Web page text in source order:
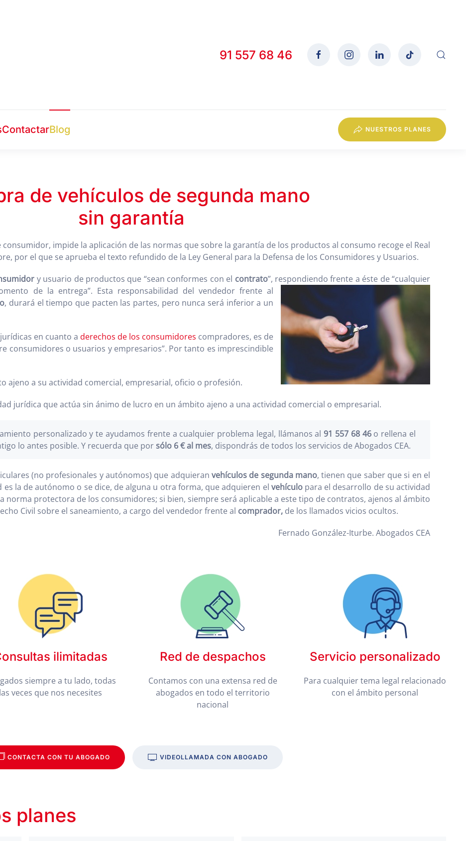
91 557 68 46
ContactarBlog NUESTROS PLANES
de vehículos de segunda mano
sin garantía
consumidor, impide la aplicación de las normas que sobre la garantía de los productos al consumo recoge el Real
por el que se aprueba el texto refundido de la Ley General para la Defensa de los Consumidores y Usuarios.
y usuario de productos que “sean conformes con el contrato”, respondiendo frente a éste de “cualquier
de la entrega”. Esta responsabilidad del vendedor frente al
, durará el tiempo que pacten las partes, pero nunca será inferior a un
en cuanto a derechos de los consumidores compradores, es de
consumidores o usuarios y empresarios”. Por tanto es imprescindible
ajeno a su actividad comercial, empresarial, oficio o profesión.
jurídica que actúa sin ánimo de lucro en un ámbito ajeno a una actividad comercial o empresarial.
personalizado y te ayudamos frente a cualquier problema legal, llámanos al 91 557 68 46o rellena el
lo antes posible. Y recuerda que porsólo 6 € al mes, dispondrás de todos los servicios de Abogados CEA.
(no profesionales y autónomos) que adquieran vehículos de segunda mano, tienen que saber que si en el
la de autónomo o se dice, de alguna u otra forma, que adquieren el vehículopara el desarrollo de su actividad
norma protectora de los consumidores; si bien, siempre será aplicable a este tipo de contratos, ajenos al ámbito
Civil sobre el saneamiento, a cargo del vendedor frente al comprador, de los llamados vicios ocultos.
Fernado González-Iturbe. Abogados CEA
ilimitadas
siempre a tu lado, todas
las veces que nos necesites
Red de despachos
Contamos con una extensa red de
abogados en todo el territorio
nacional
Servicio personalizado
Para cualquier tema legal relacionado
con el ámbito personal
CONTACTA CON TU ABOGADO VIDEOLLAMADA CON ABOGADO
planes